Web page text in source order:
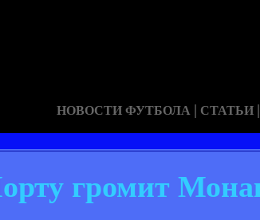
НОВОСТИ ФУТБОЛА | СТАТЬИ |
громит